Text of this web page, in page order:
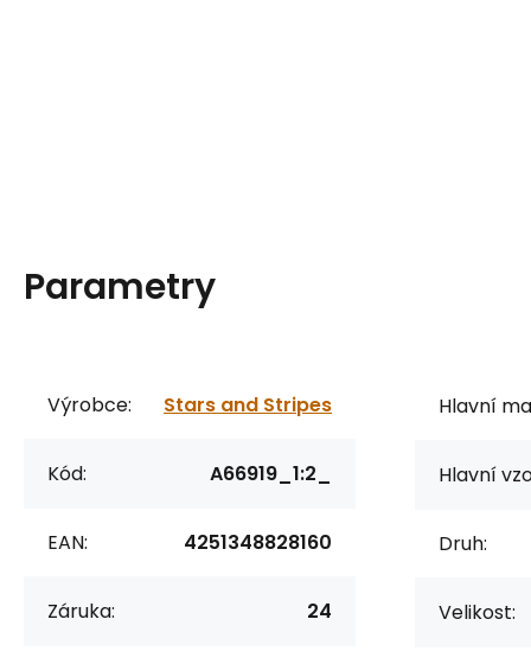
Parametry
Výrobce: Stars and Stripes
Kód: A66919_1:2_
EAN: 4251348828160
Záruka: 24
Hlavní
Hlavní
Druh:
Velikost: